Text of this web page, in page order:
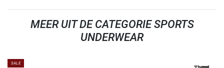
MEER UIT DE CATEGORIE SPORTS
UNDERWEAR
SALE